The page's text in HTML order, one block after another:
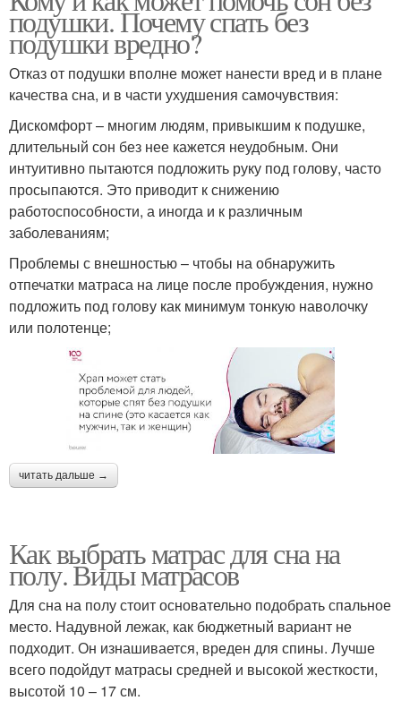
подушки. Почему спать без
подушки вредно?
Отказ от подушки вполне может нанести вред и в плане
качества сна, и в части ухудшения самочувствия:
Дискомфорт – многим людям, привыкшим к подушке,
длительный сон без нее кажется неудобным. Они
интуитивно пытаются подложить руку под голову, часто
просыпаются. Это приводит к снижению
работоспособности, а иногда и к различным
заболеваниям;
Проблемы с внешностью – чтобы на обнаружить
отпечатки матраса на лице после пробуждения, нужно
подложить под голову как минимум тонкую наволочку
или полотенце;
читать дальше →
Как выбрать матрас для сна на
полу. Виды матрасов
Для сна на полу стоит основательно подобрать спальное
место. Надувной лежак, как бюджетный вариант не
подходит. Он изнашивается, вреден для спины. Лучше
всего подойдут матрасы средней и высокой жесткости,
высотой 10 – 17 см.